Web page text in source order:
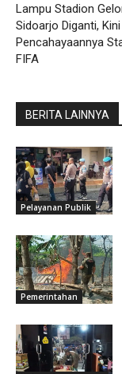
Lampu Stadion
Sidoarjo Diganti,
Pencahayaannya
FIFA
BERITA LAINNYA
Pelayanan Publik
Pemerintahan